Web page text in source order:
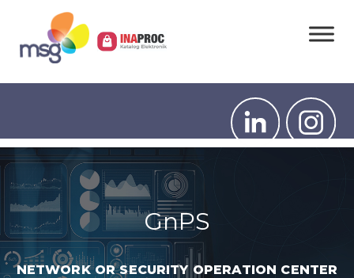
GnPS
NETWORK OR SECURITY OPERATION CENTER